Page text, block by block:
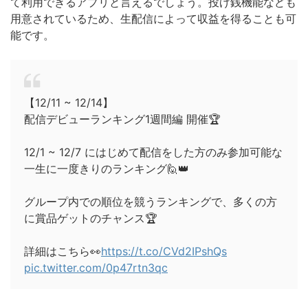
用意されているため、生配信によって収益を得ることも可
能です。
【12/11 ~ 12/14】
配信デビューランキング1週間編 開催🏆
12/1 ~ 12/7 にはじめて配信をした方のみ参加可能な
一生に一度きりのランキング🙋👑
グループ内での順位を競うランキングで、多くの方
に賞品ゲットのチャンス🏆
詳細はこちら👀https://t.co/CVd2IPshQs
pic.twitter.com/0p47rtn3qc